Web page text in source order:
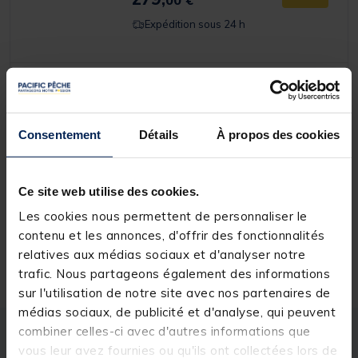
Consentement Détails À propos des cookies
Ce site web utilise des cookies.
Les cookies nous permettent de personnaliser le
contenu et les annonces, d'offrir des fonctionnalités
relatives aux médias sociaux et d'analyser notre
trafic. Nous partageons également des informations
sur l'utilisation de notre site avec nos partenaires de
médias sociaux, de publicité et d'analyse, qui peuvent
combiner celles-ci avec d'autres informations que
vous leur avez fournies ou qu'ils ont collectées lors de
Expédition sous 24 h
Mini Extension R-16 Specimen PRO
Expédition sous 24 h